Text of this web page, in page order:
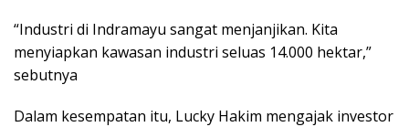
“Industri di Indramayu sangat menjanjikan. Kita
menyiapkan kawasan industri seluas 14.000 hektar,”
sebutnya
Dalam kesempatan itu, Lucky Hakim mengajak investor